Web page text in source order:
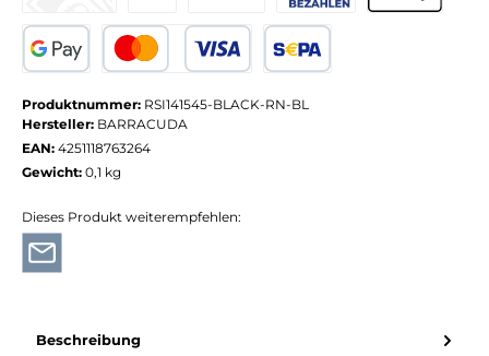
Produktnummer: RSI141545-BLACK-RN-BL
Hersteller: BARRACUDA
EAN: 4251118763264
Gewicht: 0,1 kg
Dieses Produkt weiterempfehlen:
Beschreibung